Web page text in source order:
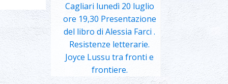
Cagliari lunedì 20 luglio
ore 19,30 Presentazione
del libro di Alessia Farci .
Resistenze letterarie.
Joyce Lussu tra fronti e
frontiere.